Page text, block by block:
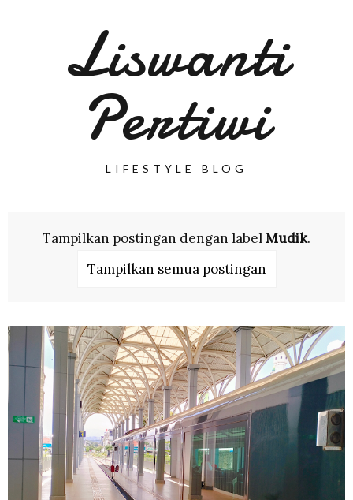
Liswanti
Pertiwi
LIFESTYLE BLOG
Tampilkan postingan dengan labelMudik.
Tampilkan semua postingan